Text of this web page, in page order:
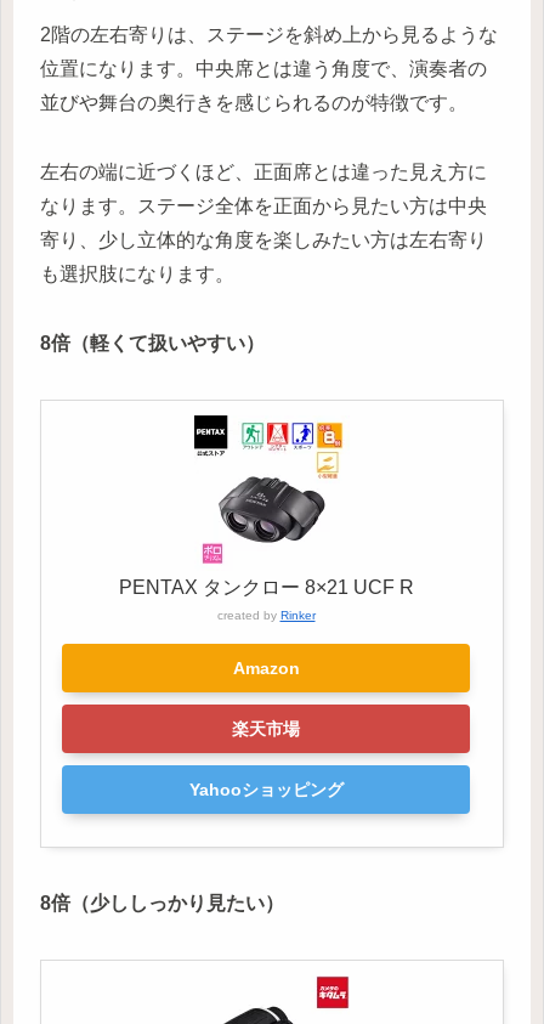
2階の左右寄りは、ステージを斜め上から見るような
位置になります。中央席とは違う角度で、演奏者の
並びや舞台の奥行きを感じられるのが特徴です。
左右の端に近づくほど、正面席とは違った見え方に
なります。ステージ全体を正面から見たい方は中央
寄り、少し立体的な角度を楽しみたい方は左右寄り
も選択肢になります。
8倍（軽くて扱いやすい）
PENTAX タンクロー 8×21 UCF R
created by Rinker
Amazon
楽天市場
Yahooショッピング
8倍（少ししっかり見たい）